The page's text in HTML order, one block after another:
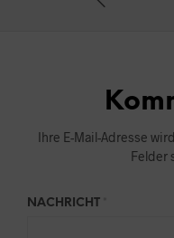
Ihre E-Mail-Adresse
Felder
NACHRICHT